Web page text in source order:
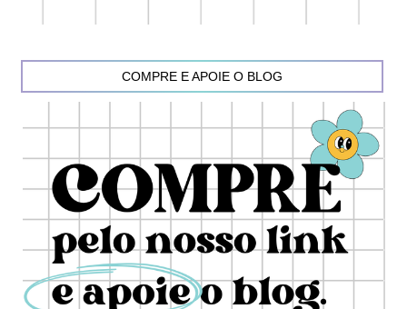
COMPRE E APOIE O BLOG